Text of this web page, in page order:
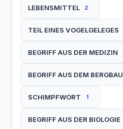
LEBENSMITTEL 2
TEIL EINES VOGELGELEGES
BEGRIFF AUS DER MEDIZIN
BEGRIFF AUS DEM BERGBAU
SCHIMPFWORT 1
BEGRIFF AUS DER BIOLOGIE